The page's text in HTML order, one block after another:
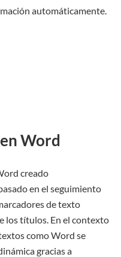
automáticamente.
Word
creado
en el seguimiento
de texto
los títulos. En el contexto
como Word se
gracias a